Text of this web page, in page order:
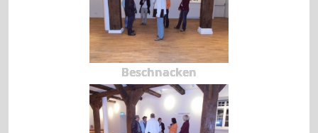
Beschnacken